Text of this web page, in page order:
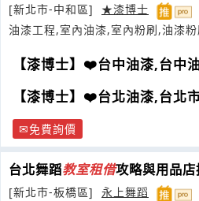
[新北市-中和區]
★漆博士
油漆工程,室內油漆,室內粉刷,油漆
【漆博士】❤️台中油漆,台中
【漆博士】❤️台北油漆,台北
免費詢價
台北舞蹈教室租借攻略與用品
[新北市-板橋區]
永上舞蹈